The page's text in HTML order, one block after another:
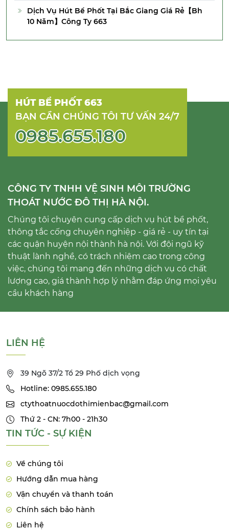
Dịch Vụ Hút Bể Phốt Tại Bắc Giang Giá Rẻ【Bh
10 Năm】Công Ty 663
HÚT BỂ PHỐT 663
BẠN CẦN CHÚNG TÔI TƯ VẤN 24/7
0985.655.180
CÔNG TY TNHH VỆ SINH MÔI TRƯỜNG
THOÁT NƯỚC ĐÔ THỊ HÀ NỘI.
Chúng tôi chuyên cung cấp dịch vụ hút bể phốt,
thông tắc cống chuyên nghiệp - giá rẻ - uy tín tại
các quận huyện nội thành hà nội. Với đội ngũ kỹ
thuật lành nghề, có trách nhiệm cao trong công
việc, chúng tôi mang đến những dịch vụ có chất
lượng cao, giá thành hợp lý nhằm đáp ứng mọi yêu
cầu khách hàng
LIÊN HỆ
39 Ngõ 37/2 Tổ 29 Phố dịch vọng
Hotline: 0985.655.180
ctythoatnuocdothimienbac@gmail.com
Thứ 2 - CN: 7h00 - 21h30
TIN TỨC - SỰ KIỆN
Về chúng tôi
Hướng dẫn mua hàng
Vận chuyển và thanh toán
Chính sách bảo hành
Liên hệ